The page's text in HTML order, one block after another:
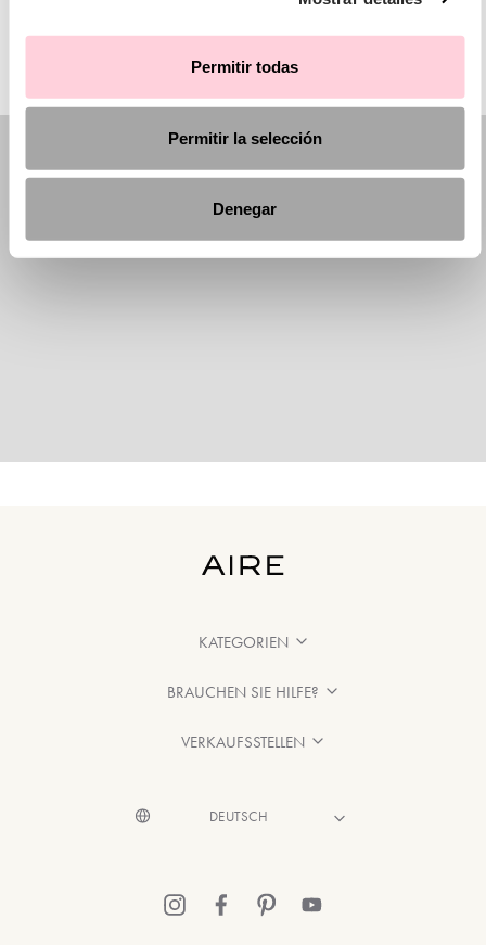
Permitir todas
Permitir la selección
Denegar
KATEGORIEN
BRAUCHEN SIE HILFE?
VERKAUFSSTELLEN